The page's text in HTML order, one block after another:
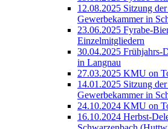
12.08.2025 Sitzung
Gewerbekammer in
23.06.2025 Fyrabe-
Einzelmitgliedern
30.04.2025 Frühjahrs-
in Langnau
27.03.2025 KMU on
14.01.2025 Sitzung
Gewerbekammer in
24.10.2024 KMU on
16.10.2024 Herbst-